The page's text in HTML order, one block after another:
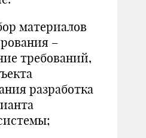
материалов
–
требований,
разработка